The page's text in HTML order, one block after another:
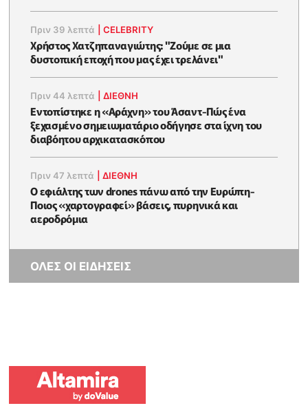
Πριν 39 λεπτά |CELEBRITY
Χρήστος Χατζηπαναγιώτης: "Ζούμε σε μια
δυστοπική εποχή που μας έχει τρελάνει"
Πριν 44 λεπτά |ΔΙΕΘΝΗ
Εντοπίστηκε η «Αράχνη» του Άσαντ-Πώς ένα
ξεχασμένο σημειωματάριο οδήγησε στα ίχνη του
διαβόητου αρχικατασκόπου
Πριν 47 λεπτά |ΔΙΕΘΝΗ
Ο εφιάλτης των drones πάνω από την Ευρώπη-
Ποιος «χαρτογραφεί» βάσεις, πυρηνικά και
αεροδρόμια
ΟΛΕΣ ΟΙ ΕΙΔΗΣΕΙΣ